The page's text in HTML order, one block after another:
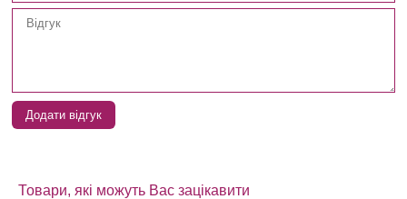
Додати відгук
Товари, які можуть Вас зацікавити